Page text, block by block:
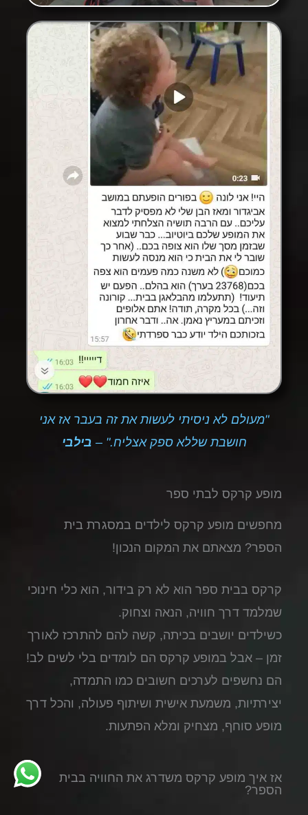
"מעולם לא ניסיתי לעשות את זה בעבר אז אני
חושבת שללא ספק אצליח." – בילבי
מופע קרקס לבתי ספר
מחפשים מופע קרקס לילדים במסגרת בית
הספר? מצאתם את המקום הנכון!
קרקס בבית ספר הוא לא רק בידור, הוא כלי חינוכי
שמלמד דרך חוויה, הנאה וצחוק.
כשילדים יושבים בכיתה, קשה להם להתרכז לאורך
זמן – אבל במופע קרקס הם לומדים בלי לשים לב!
הם נחשפים לערכים חשובים כמו התמדה,
יצירתיות, משמעת אישית ושיתוף פעולה, והכל דרך
מופע סוחף, מצחיק ומלא הפתעות.
אז איך מופע קרקס משדרג את החוויה בבית
הספר?